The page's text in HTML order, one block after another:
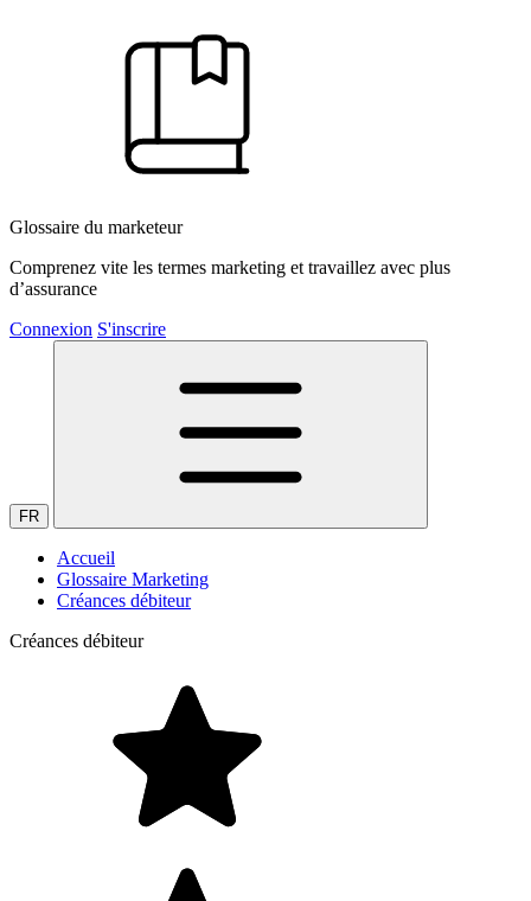
Glossaire du marketeur
Comprenez vite les termes marketing et travaillez avec plus
d’assurance
Connexion S'inscrire
FR
Accueil
Glossaire Marketing
Créances débiteur
Créances débiteur